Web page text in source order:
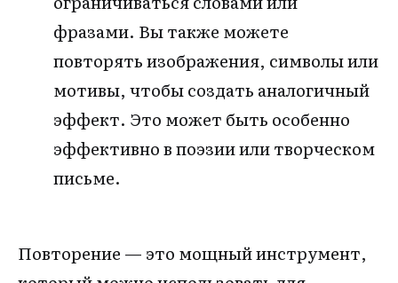
фразами. Вы также можете
повторять изображения, символы или
мотивы, чтобы создать аналогичный
эффект. Это может быть особенно
эффективно в поэзии или творческом
письме.
Повторение — это мощный инструмент,